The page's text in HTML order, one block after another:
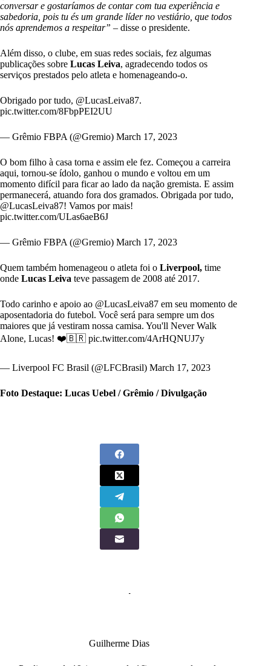
conversar e gostaríamos de contar com tua experiência e
sabedoria, pois tu és um grande líder no vestiário, que todos
nós aprendemos a respeitar” – disse o presidente.
Além disso, o clube, em suas redes sociais, fez algumas
publicações sobre Lucas Leiva, agradecendo todos os
serviços prestados pelo atleta e homenageando-o.
Obrigado por tudo, @LucasLeiva87.
pic.twitter.com/8FbpPEI2UU
— Grêmio FBPA (@Gremio) March 17, 2023
O bom filho à casa torna e assim ele fez. Começou a carreira
aqui, tornou-se ídolo, ganhou o mundo e voltou em um
momento difícil para ficar ao lado da nação gremista. E assim
permanecerá, atuando fora dos gramados. Obrigada por tudo,
@LucasLeiva87! Vamos por mais!
pic.twitter.com/ULas6aeB6J
— Grêmio FBPA (@Gremio) March 17, 2023
Quem também homenageou o atleta foi o Liverpool, time
onde Lucas Leiva teve passagem de 2008 até 2017.
Todo carinho e apoio ao @LucasLeiva87 em seu momento de
aposentadoria do futebol. Você será para sempre um dos
maiores que já vestiram nossa camisa. You'll Never Walk
Alone, Lucas! ❤️🇧🇷 pic.twitter.com/4ArHQNUJ7y
— Liverpool FC Brasil (@LFCBrasil) March 17, 2023
Foto Destaque: Lucas Uebel / Grêmio / Divulgação
Guilherme Dias